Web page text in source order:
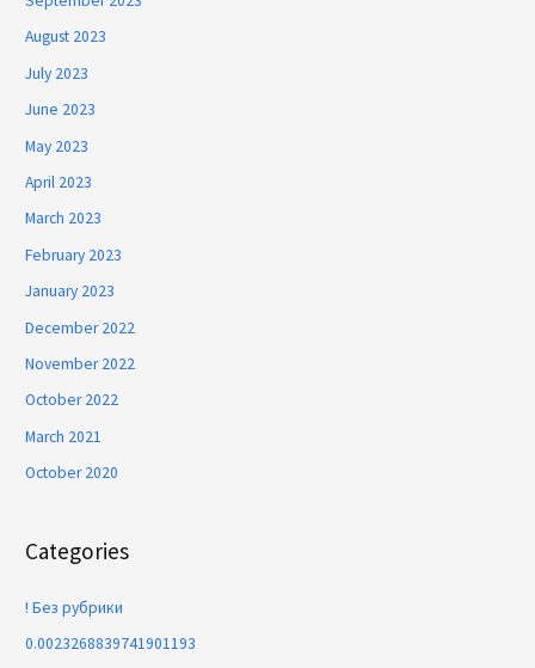
August 2023
July 2023
June 2023
May 2023
April 2023
March 2023
February 2023
January 2023
December 2022
November 2022
October 2022
March 2021
October 2020
Categories
! Без рубрики
0.0023268839741901193